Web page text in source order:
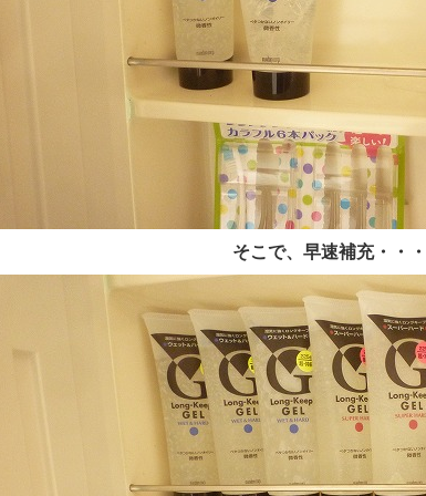
そこで、早速補充・・・